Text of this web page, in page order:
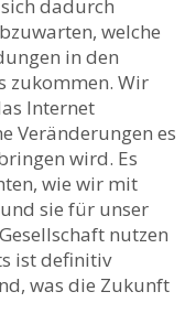
dadurch
welche
in den
zukommen. Wir
Internet
‌Veränderungen es
wird.‍ Es
wie wir mit
⁢sie für unser
nutzen
ist definitiv​
was die Zukunft